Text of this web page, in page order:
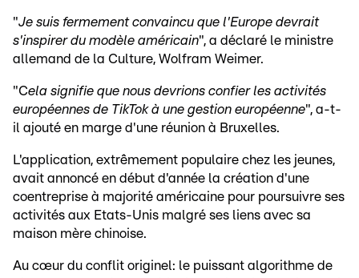
"Je suis fermement convaincu que l'Europe devrait
s'inspirer du modèle américain", a déclaré le ministre
allemand de la Culture, Wolfram Weimer.
"Cela signifie que nous devrions confier les activités
européennes de TikTok à une gestion européenne", a-t-
il ajouté en marge d'une réunion à Bruxelles.
L'application, extrêmement populaire chez les jeunes,
avait annoncé en début d'année la création d'une
coentreprise à majorité américaine pour poursuivre ses
activités aux Etats-Unis malgré ses liens avec sa
maison mère chinoise.
Au cœur du conflit originel: le puissant algorithme de